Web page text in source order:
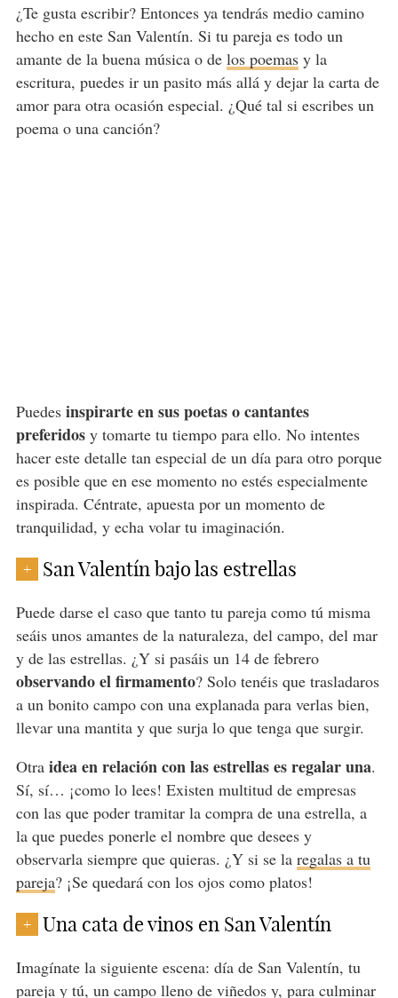
¿Te gusta escribir? Entonces ya tendrás medio camino
hecho en este San Valentín. Si tu pareja es todo un
amante de la buena música o de los poemasy la
escritura, puedes ir un pasito más allá y dejar la carta de
amor para otra ocasión especial. ¿Qué tal si escribes un
poema o una canción?
Puedes inspirarte en sus poetas o cantantes
preferidosy tomarte tu tiempo para ello. No intentes
hacer este detalle tan especial de un día para otro porque
es posible que en ese momento no estés especialmente
inspirada. Céntrate, apuesta por un momento de
tranquilidad, y echa volar tu imaginación.
+ San Valentín bajo las estrellas
Puede darse el caso que tanto tu pareja como tú misma
seáis unos amantes de la naturaleza, del campo, del mar
y de las estrellas. ¿Y si pasáis un 14 de febrero
observando el firmamento? Solo tenéis que trasladaros
a un bonito campo con una explanada para verlas bien,
llevar una mantita y que surja lo que tenga que surgir.
Otraidea en relación con las estrellas es regalar una.
Sí, sí… ¡como lo lees! Existen multitud de empresas
con las que poder tramitar la compra de una estrella, a
la que puedes ponerle el nombre que desees y
observarla siempre que quieras. ¿Y si se la regalas a tu
pareja? ¡Se quedará con los ojos como platos!
+ Una cata de vinos en San Valentín
Imagínate la siguiente escena: día de San Valentín, tu
pareja y tú, un campo lleno de viñedos y, para culminar